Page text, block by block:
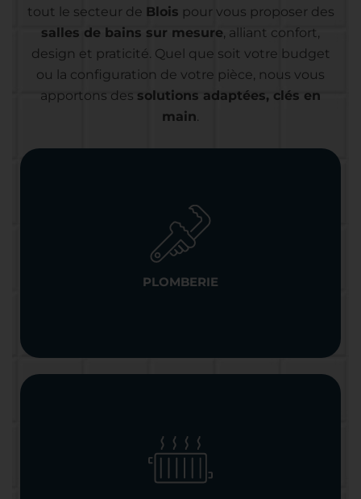
tout le secteur de Blois pour vous proposer des
salles de bains sur mesure, alliant confort,
design et praticité. Quel que soit votre budget
ou la configuration de votre pièce, nous vous
apportons des solutions adaptées, clés en
main.
PLOMBERIE